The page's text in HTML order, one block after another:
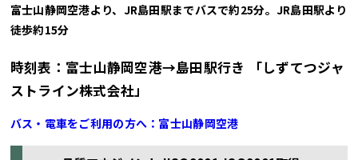
富士山静岡空港より、JR島田駅までバスで約25分。JR島田駅より
徒歩約15分
時刻表：富士山静岡空港→島田駅行き 「しずてつジャ
ストライン株式会社」
バス・電車をご利用の方へ：富士山静岡空港